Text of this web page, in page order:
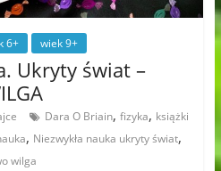
6+ wiek 9+
Ukryty świat –
Dara O Briain, fizyka, książki
, Niezwykła nauka ukryty świat,
wilga